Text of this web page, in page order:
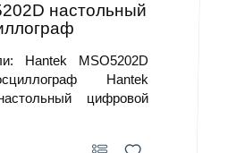
настольный
Hantek MSO5202D
Hantek
цифровой